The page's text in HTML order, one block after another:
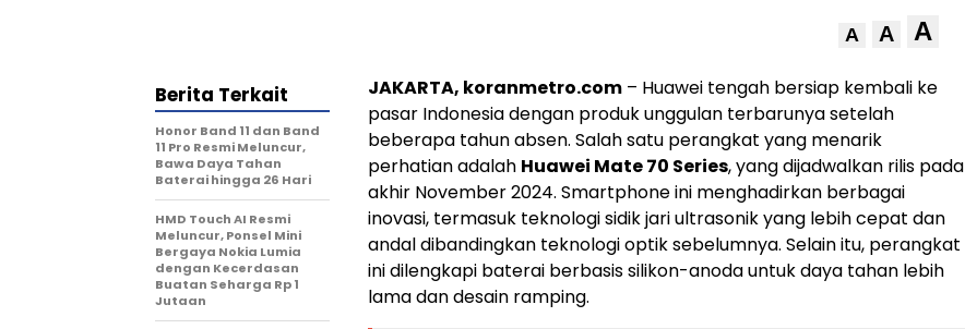
A A A
JAKARTA, koranmetro.com – Huawei tengah bersiap kembali ke
pasar Indonesia dengan produk unggulan terbarunya setelah
beberapa tahun absen. Salah satu perangkat yang menarik
perhatian adalah Huawei Mate 70 Series, yang dijadwalkan rilis pada
akhir November 2024. Smartphone ini menghadirkan berbagai
inovasi, termasuk teknologi sidik jari ultrasonik yang lebih cepat dan
andal dibandingkan teknologi optik sebelumnya. Selain itu, perangkat
ini dilengkapi baterai berbasis silikon-anoda untuk daya tahan lebih
lama dan desain ramping​.
Berita Terkait
Honor Band 11 dan Band
11 Pro Resmi Meluncur,
Bawa Daya Tahan
Baterai hingga 26 Hari
HMD Touch AI Resmi
Meluncur, Ponsel Mini
Bergaya Nokia Lumia
dengan Kecerdasan
Buatan Seharga Rp 1
Jutaan